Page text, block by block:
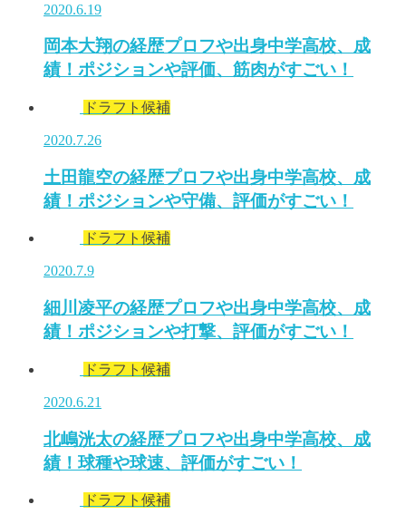
2020.6.19
岡本大翔の経歴プロフや出身中学高校、成
績！ポジションや評価、筋肉がすごい！
ドラフト候補
2020.7.26
土田龍空の経歴プロフや出身中学高校、成
績！ポジションや守備、評価がすごい！
ドラフト候補
2020.7.9
細川凌平の経歴プロフや出身中学高校、成
績！ポジションや打撃、評価がすごい！
ドラフト候補
2020.6.21
北嶋洸太の経歴プロフや出身中学高校、成
績！球種や球速、評価がすごい！
ドラフト候補